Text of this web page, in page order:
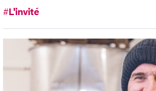
destruction financière
Publié le vendredi 03 juil. 2026
L'invité